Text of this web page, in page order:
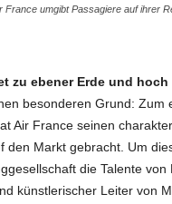
France umgibt Passagiere auf ihrer
zu ebener Erde und hoch
besonderen Grund: Zum
Air France seinen
den Markt gebracht. Um
die Talente von
künstlerischer Leiter von